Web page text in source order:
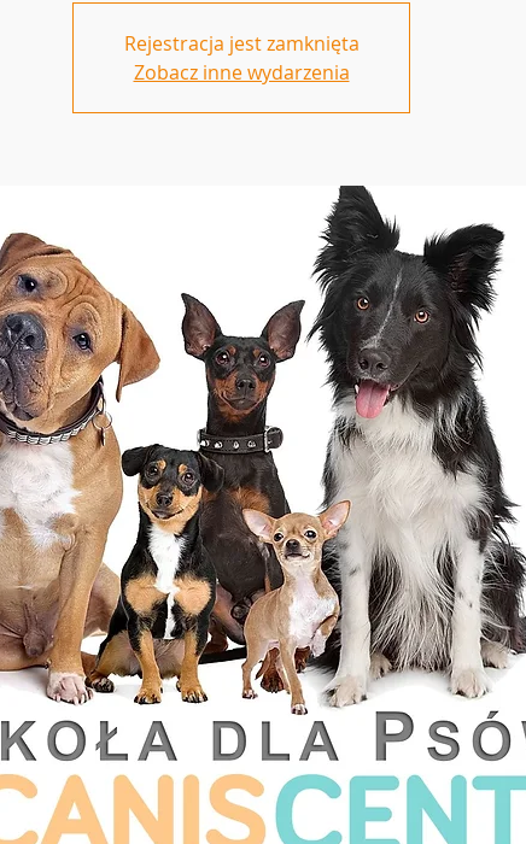
Rejestracja jest zamknięta
Zobacz inne wydarzenia